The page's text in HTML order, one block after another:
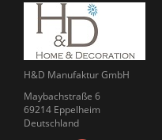
H&D Manufaktur GmbH
Maybachstraße 6
69214 Eppelheim
Deutschland